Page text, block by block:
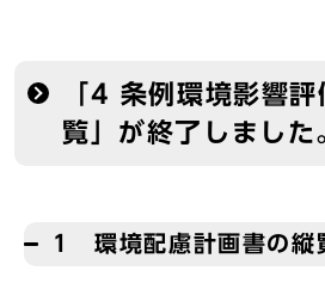
「4 条例環境影響
覧」が終了しました
1 環境配慮計画書の縦